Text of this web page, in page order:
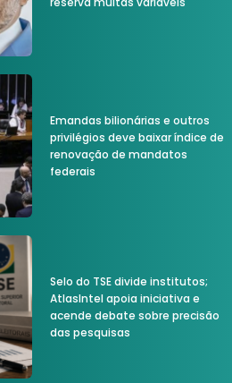
Emandas bilionárias e outros
privilégios deve baixar índice de
renovação de mandatos
federais
Selo do TSE divide institutos;
AtlasIntel apoia iniciativa e
acende debate sobre precisão
das pesquisas